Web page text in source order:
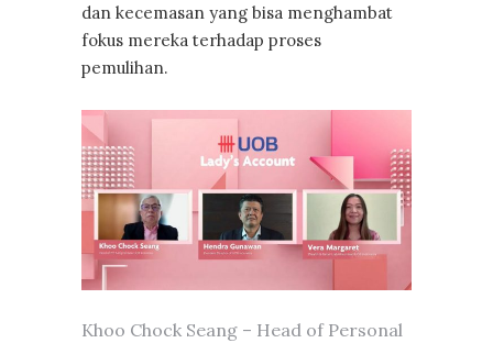
dan kecemasan yang bisa menghambat
fokus mereka terhadap proses
pemulihan.
Khoo Chock Seang – Head of Personal